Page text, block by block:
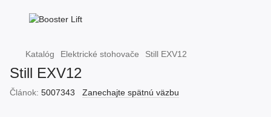
Katalóg Elektrické stohovače Still EXV12
Still EXV12
Článok: 5007343 Zanechajte spätnú väzbu